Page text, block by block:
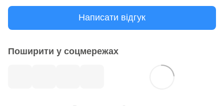
Написати відгук
Поширити у соцмережах